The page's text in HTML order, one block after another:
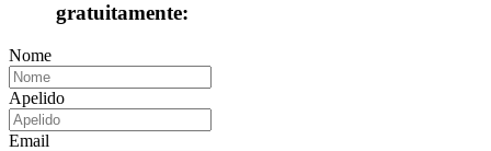
gratuitamente:
Nome
Apelido
Email